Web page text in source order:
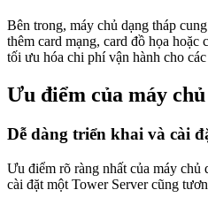
Bên trong, máy chủ dạng tháp
thêm card mạng, card đồ họa
tối ưu hóa chi phí vận hành cho
Ưu điểm của máy
Dễ dàng triển khai và cài
Ưu điểm rõ ràng nhất của máy
cài đặt một Tower Server cũng